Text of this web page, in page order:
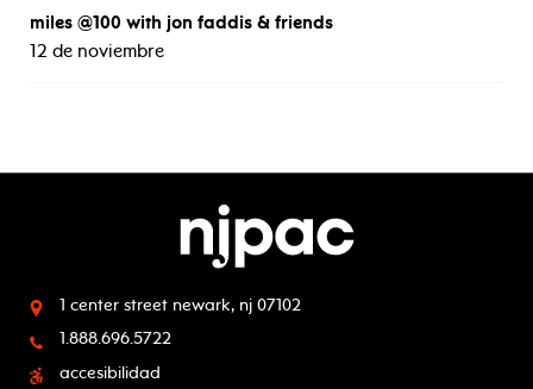
miles @100 with jon faddis & friends
12 de noviembre
1 center street newark, nj 07102
1.888.696.5722
accesibilidad